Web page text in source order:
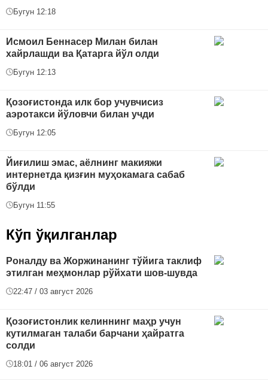
Бугун 12:18
Исмоил Беннасер Милан билан
хайрлашди ва Қатарга йўл олди
Бугун 12:13
Қозоғистонда илк бор учувчисиз
аэротакси йўловчи билан учди
Бугун 12:05
Йиғилиш эмас, аёлнинг макияжи
интернетда қизғин муҳокамага сабаб
бўлди
Бугун 11:55
Кўп ўқилганлар
Роналду ва Жоржинанинг тўйига таклиф
этилган меҳмонлар рўйхати шов-шувда
22:47 / 03 август 2026
Қозоғистонлик келиннинг маҳр учун
кутилмаган талаби барчани ҳайратга
солди
18:01 / 06 август 2026